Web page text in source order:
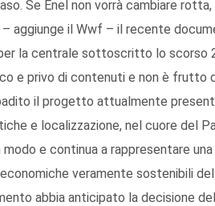
Se Enel non vorrà cambiare
– aggiunge il Wwf – il recente
la centrale sottoscritto lo scorso
e privo di contenuti e non è frutto
il progetto attualmente
e localizzazione, nel cuore del
e continua a rappresentare
veramente sostenibili
abbia anticipato la decisione